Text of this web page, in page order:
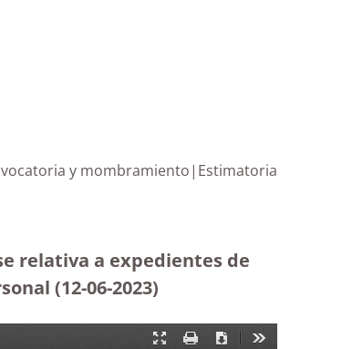
y mombramiento|Estimatoria
relativa a expedientes de
(12-06-2023)